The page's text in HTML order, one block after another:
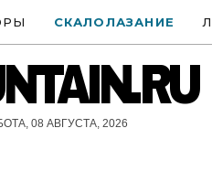
СКАЛОЛАЗАНИЕ
08 АВГУСТА, 2026